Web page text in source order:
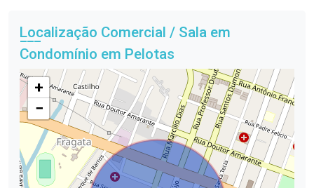
Localização Comercial / Sala em
Condomínio em Pelotas
+
−